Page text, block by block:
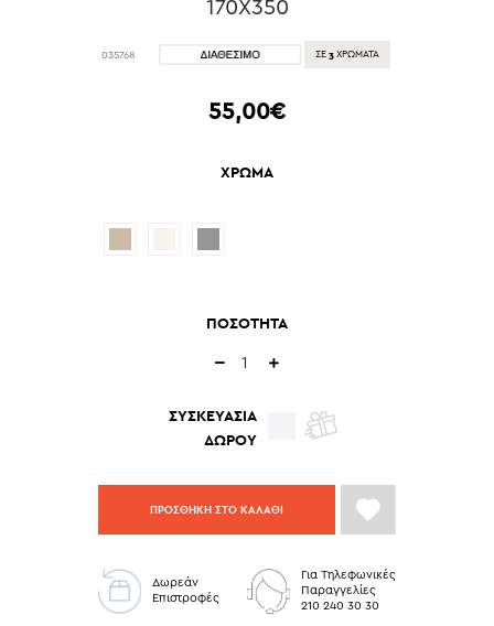
170X350
035768 ΣΕ 3 ΧΡΩΜΑΤΑ
55,00€
ΧΡΩΜΑ
ΠΟΣΟΤΗΤΑ
ΣΥΣΚΕΥΑΣΙΑ
ΔΩΡΟΥ
ΠΡΟΣΘΗΚΗ ΣΤΟ ΚΑΛΑΘΙ
Δωρεάν
Επιστροφές
Για Τηλεφωνικές
Παραγγελίες
210 240 30 30